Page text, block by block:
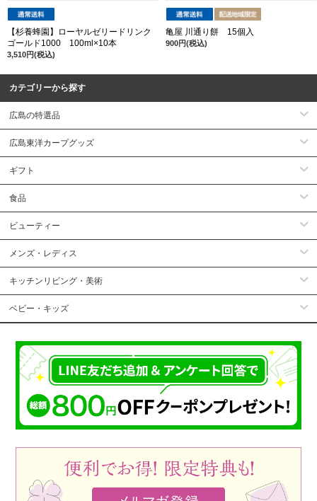
【杉養蜂園】ローヤルゼリードリンク
ゴールド1000 100ml×10本
3,510円(税込)
亀屋 川通り餅 15個入
900円(税込)
カテゴリーから探す
広島の特選品
広島東洋カープグッズ
ギフト
食品
ビューティー
メンズ・レディス
キッチンリビング・美術
ベビー・キッズ